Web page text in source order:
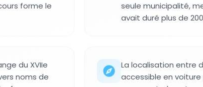
forme le
seule municipalité,
avait duré plus de
du XVIIe
noms de
La localisation entre
accessible en